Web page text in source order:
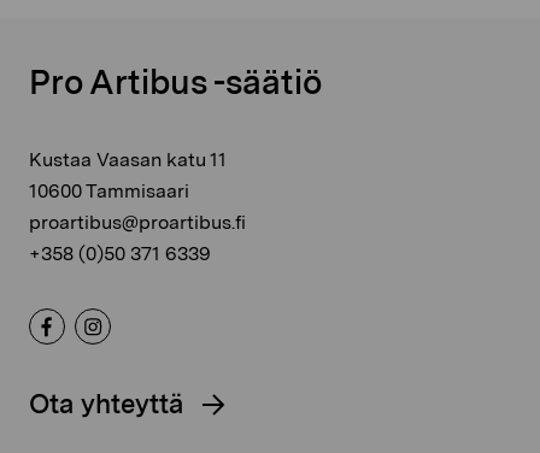
Pro Artibus -säätiö
Kustaa Vaasan katu 11
10600 Tammisaari
proartibus@proartibus.fi
+358 (0)50 371 6339
Ota yhteyttä